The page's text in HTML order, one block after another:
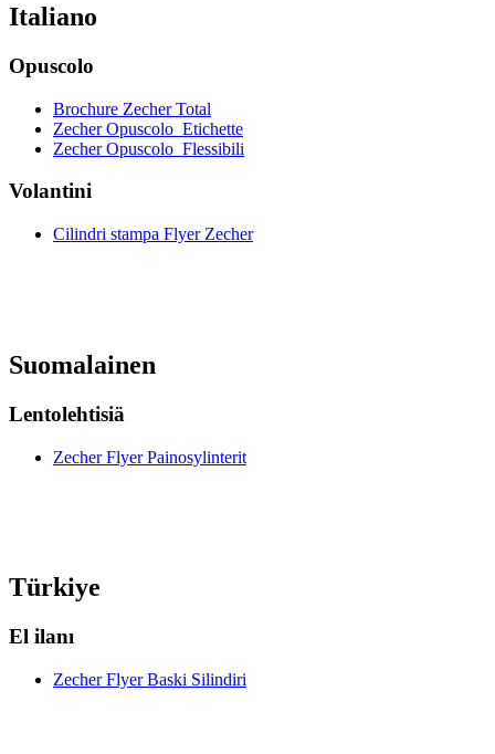
Italiano
Opuscolo
Brochure Zecher Total
Zecher Opuscolo_Etichette
Zecher Opuscolo_Flessibili
Volantini
Cilindri stampa Flyer Zecher
Suomalainen
Lentolehtisiä
Zecher Flyer Painosylinterit
Türkiye
El ilanı
Zecher Flyer Baski Silindiri